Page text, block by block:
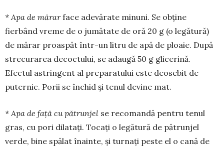
* Apa de mărarface adevărate mi­nuni. Se obține
fierbând vreme de o jumă­tate de oră 20 g (o legă­tură)
de mărar proaspăt într-un litru de apă de ploaie. După
stre­curarea decoctului, se adaugă 50 g gli­cerină.
Efectul as­trin­gent al prepara­tului este deo­sebit de
puternic. Porii se în­chid și tenul de­vine mat.
* Apa de față cu pătrunjel se reco­mandă pentru tenul
gras, cu pori dilatați. Tocați o legătură de pătrunjel
verde, bine spă­lat înainte, și turnați peste el o cană de